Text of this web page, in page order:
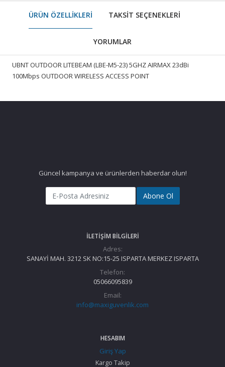
ÜRÜN ÖZELLIKLERI TAKSIT SEÇENEKLERI
YORUMLAR
UBNT OUTDOOR LITEBEAM (LBE-M5-23) 5GHZ AIRMAX 23dBi
100Mbps OUTDOOR WIRELESS ACCESS POINT
Güncel kampanya ve ürünlerden haberdar olun!
Abone Ol
İLETIŞIM BILGILERI
Adres:
SANAYİ MAH. 3212 SK NO:15-25 ISPARTA MERKEZ ISPARTA
Telefon:
05066095839
Email:
info@maxiguvenlik.com
HESABIM
Giriş Yap
Kargo Takip